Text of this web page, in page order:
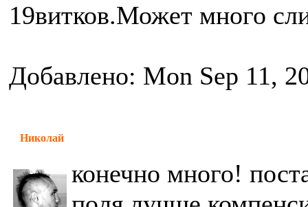
19витков.Может много
Добавлено: Mon Sep 11,
Николай
конечно много!